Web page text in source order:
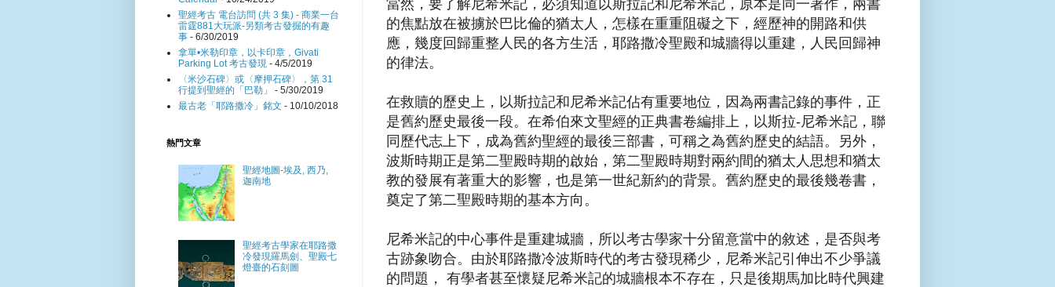
當然，要了解尼希米記，必須知道以斯拉記和尼希米記，原本是同一著作，兩書
的焦點放在被擄於巴比倫的猶太人，怎樣在重重阻礙之下，經歷神的開路和供
應，幾度回歸重整人民的各方生活，耶路撒冷聖殿和城牆得以重建，人民回歸神
的律法。
在救贖的歷史上，以斯拉記和尼希米記佔有重要地位，因為兩書記錄的事件，正
是舊約歷史最後一段。在希伯來文聖經的正典書卷編排上，以斯拉-尼希米記，聯
同歷代志上下，成為舊約聖經的最後三部書，可稱之為舊約歷史的結語。另外，
波斯時期正是第二聖殿時期的啟始， 第二聖殿時期對兩約間的猶太人思想和猶太
教的發展有著重大的影響，也是第一世紀新約的背景。舊約歷史的最後幾卷書，
奠定了第二聖殿時期的基本方向。
尼希米記的中心事件是重建城牆，所以考古學家十分留意當中的敘述，是否與考
古跡象吻合。由於耶路撒冷波斯時代的考古發現稀少，尼希米記引伸出不少爭議
的問題， 有學者甚至懷疑尼希米記的城牆根本不存在，只是後期馬加比時代興建
聖經考古 電台訪問 (共 3 集) - 商業一台
雷霆881大玩派-另類考古發掘的有趣
事 - 6/30/2019
拿單•米勒印章，以卡印章，Givati
Parking Lot 考古發現 - 4/5/2019
〈米沙石碑〉或〈摩押石碑〉，第 31
行提到聖經的「巴勒」
- 5/30/2019
最古老「耶路撒冷」銘文 - 10/10/2018
熱門文章
聖經地圖-埃及, 西乃,
迦南地
聖經考古學家在耶路撒
冷發現羅馬劍、聖殿七
燈臺的石刻圖